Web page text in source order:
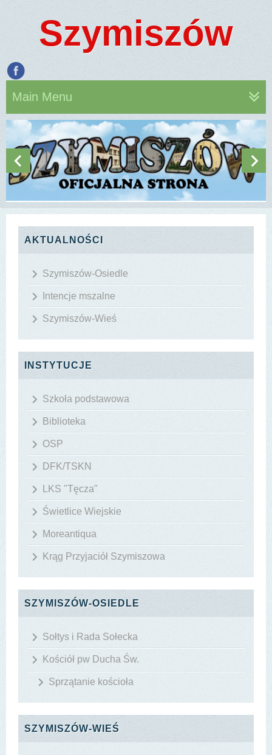
Szymiszów
Main Menu
AKTUALNOŚCI
Szymiszów-Osiedle
Intencje mszalne
Szymiszów-Wieś
INSTYTUCJE
Szkoła podstawowa
Biblioteka
OSP
DFK/TSKN
LKS "Tęcza"
Świetlice Wiejskie
Moreantiqua
Krąg Przyjaciół Szymiszowa
SZYMISZÓW-OSIEDLE
Sołtys i Rada Sołecka
Kościół pw Ducha Św.
Sprzątanie kościoła
SZYMISZÓW-WIEŚ